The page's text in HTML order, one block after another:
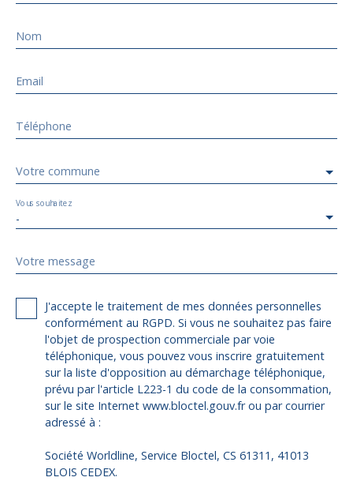
Nom
Email
Téléphone
Votre commune
-
Vous souhaitez
Votre message
J'accepte le traitement de mes données personnelles
conformément au RGPD. Si vous ne souhaitez pas faire
l'objet de prospection commerciale par voie
téléphonique, vous pouvez vous inscrire gratuitement
sur la liste d'opposition au démarchage téléphonique,
prévu par l'article L223-1 du code de la consommation,
sur le site Internet www.bloctel.gouv.fr ou par courrier
adressé à :
Société Worldline, Service Bloctel, CS 61311, 41013
BLOIS CEDEX.